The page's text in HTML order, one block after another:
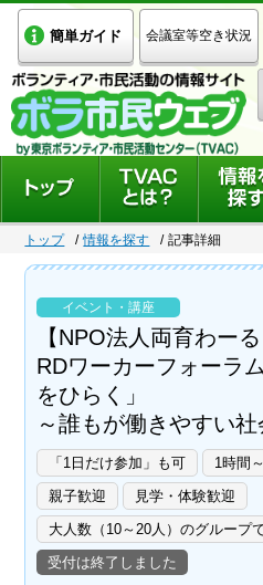
簡単ガイド 会議室等空き状況
トップ 情報を探す 記事詳細
イベント・講座
【NPO法人両育わーる
RDワーカーフォーラ
をひらく」
～誰もが働きやすい社
「1日だけ参加」も可 1時間
親子歓迎
見学・体験歓迎
大人数（10～20人）のグループ
受付は終了しました